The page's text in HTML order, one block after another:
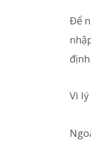
Để
định.
Vì